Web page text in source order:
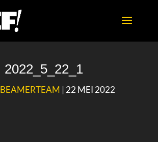
2022_5_22_1
BEAMERTEAM | 22 MEI 2022